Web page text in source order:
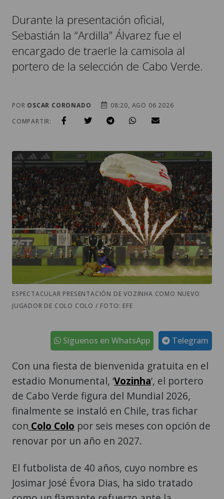
Durante la presentación oficial,
Sebastián la “Ardilla” Álvarez fue el
encargado de traerle la camisola al
portero de la selección de Cabo Verde.
POR OSCAR CORONADO
08:20, AGO 06 2026
COMPARTIR:
ESPECTACULAR PRESENTACIÓN DE VOZINHA COMO NUEVO
JUGADOR DE COLO COLO / FOTO: EFE
Telegram
Síguenos en WhatsApp
Con una fiesta de bienvenida gratuita en el
estadio Monumental, ‘Vozinha’, el portero
de Cabo Verde figura del Mundial 2026,
finalmente se instaló en Chile, tras fichar
con Colo Colo por seis meses con opción de
renovar por un año en 2027.
El futbolista de 40 años, cuyo nombre es
Josimar José Évora Dias, ha sido tratado